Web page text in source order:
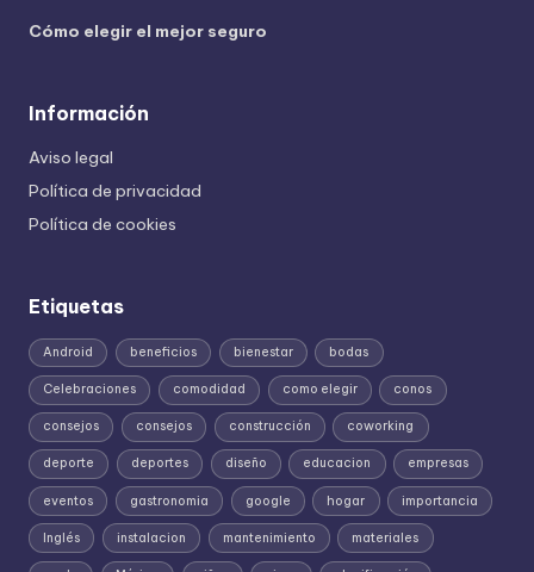
Cómo elegir el mejor seguro
Información
Aviso legal
Política de privacidad
Política de cookies
Etiquetas
Android beneficios bienestar bodas
Celebraciones comodidad como elegir conos
consejos consejos construcción coworking
deporte deportes diseño educacion empresas
eventos gastronomia google hogar importancia
Inglés instalacion mantenimiento materiales